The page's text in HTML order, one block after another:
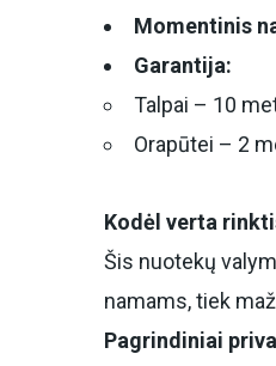
Momentinis
Garantija:
Talpai – 10
Orapūtei – 2
Kodėl verta
Šis nuotekų
namams, tiek
Pagrindiniai